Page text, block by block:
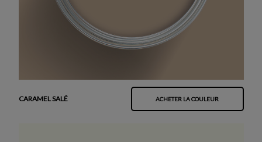
CARAMEL SALÉ ACHETER LA COULEUR